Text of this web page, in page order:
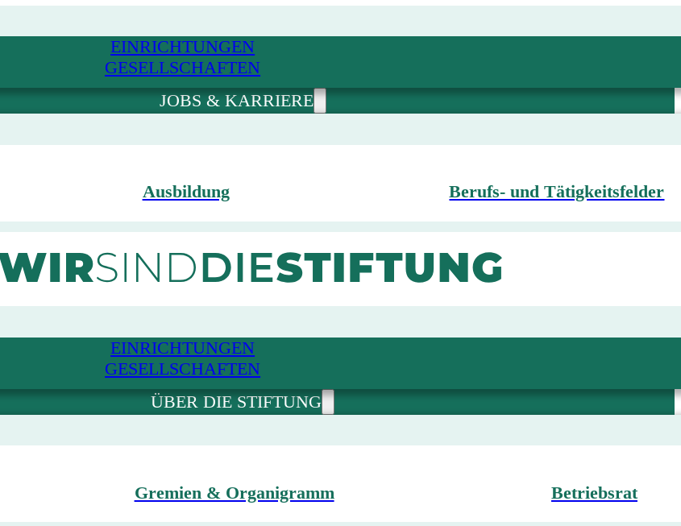
EINRICHTUNGEN
GESELLSCHAFTEN
JOBS & KARRIERE
Ausbildung Berufs- und Tätigkeitsfelder
EINRICHTUNGEN
GESELLSCHAFTEN
ÜBER DIE STIFTUNG
Gremien & Organigramm Betriebsrat